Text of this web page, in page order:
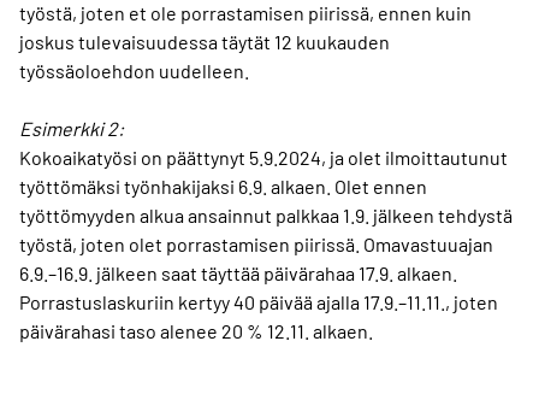
työstä, joten et ole porrastamisen piirissä, ennen kuin
joskus tulevaisuudessa täytät 12 kuukauden
työssäoloehdon uudelleen.
Esimerkki 2:
Kokoaikatyösi on päättynyt 5.9.2024, ja olet ilmoittautunut
työttömäksi työnhakijaksi 6.9. alkaen. Olet ennen
työttömyyden alkua ansainnut palkkaa 1.9. jälkeen tehdystä
työstä, joten olet porrastamisen piirissä. Omavastuuajan
6.9.–16.9. jälkeen saat täyttää päivärahaa 17.9. alkaen.
Porrastuslaskuriin kertyy 40 päivää ajalla 17.9.–11.11., joten
päivärahasi taso alenee 20 % 12.11. alkaen.